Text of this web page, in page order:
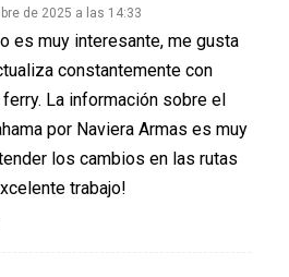
de 2025 a las 14:33
es muy interesante, me gusta
constantemente con
La información sobre el
por Naviera Armas es muy
los cambios en las rutas
trabajo!